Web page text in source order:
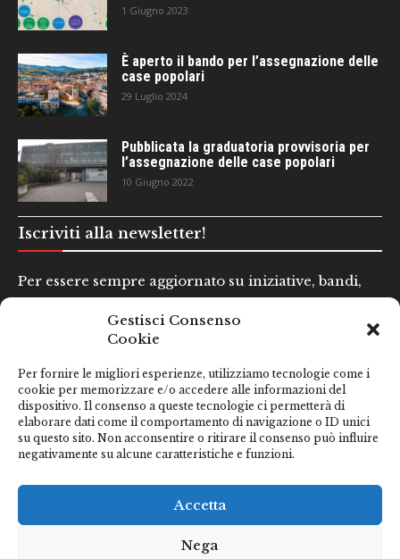
Gestisci Consenso
Cookie
Per fornire le migliori esperienze, utilizziamo tecnologie come i
cookie per memorizzare e/o accedere alle informazioni del
dispositivo. Il consenso a queste tecnologie ci permetterà di
elaborare dati come il comportamento di navigazione o ID unici
su questo sito. Non acconsentire o ritirare il consenso può influire
negativamente su alcune caratteristiche e funzioni.
Accetta
Nega
1 Giugno 2023
È aperto il bando per l’assegnazione delle
case popolari
29 Luglio 2024
Pubblicata la graduatoria provvisoria per
l’assegnazione delle case popolari
10 Giugno 2022
Iscriviti alla newsletter!
Per essere sempre aggiornato su iniziative, bandi,
Email*